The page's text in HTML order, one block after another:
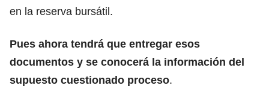
en la reserva bursátil.
Pues ahora tendrá que entregar esos
documentos y se conocerá la información del
supuesto cuestionado proceso.